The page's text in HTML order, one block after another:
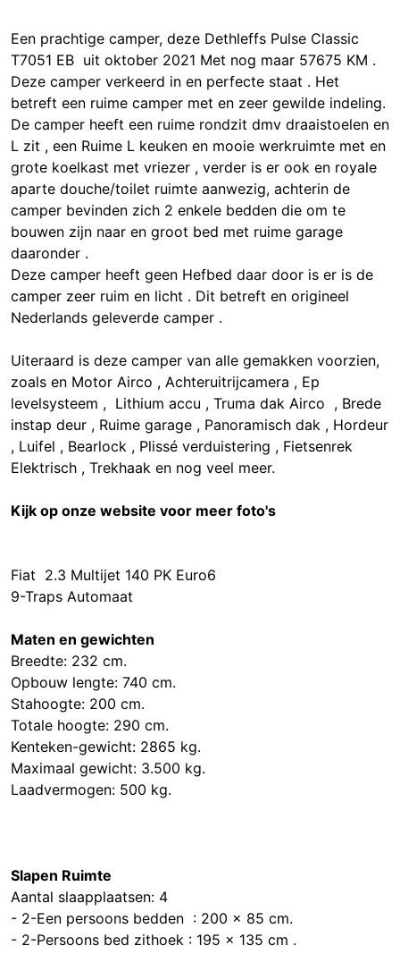
Een prachtige camper, deze Dethleffs Pulse Classic
T7051 EB uit oktober 2021 Met nog maar 57675 KM .
Deze camper verkeerd in en perfecte staat . Het
betreft een ruime camper met en zeer gewilde indeling.
De camper heeft een ruime rondzit dmv draaistoelen en
L zit , een Ruime L keuken en mooie werkruimte met en
grote koelkast met vriezer , verder is er ook en royale
aparte douche/toilet ruimte aanwezig, achterin de
camper bevinden zich 2 enkele bedden die om te
bouwen zijn naar en groot bed met ruime garage
daaronder .
Deze camper heeft geen Hefbed daar door is er is de
camper zeer ruim en licht . Dit betreft en origineel
Nederlands geleverde camper .
Uiteraard is deze camper van alle gemakken voorzien,
zoals en Motor Airco , Achteruitrijcamera , Ep
levelsysteem , Lithium accu , Truma dak Airco , Brede
instap deur , Ruime garage , Panoramisch dak , Hordeur
, Luifel , Bearlock , Plissé verduistering , Fietsenrek
Elektrisch , Trekhaak en nog veel meer.
Kijk op onze website voor meer foto's
Fiat 2.3 Multijet 140 PK Euro6
9-Traps Automaat
Maten en gewichten
Breedte: 232 cm.
Opbouw lengte: 740 cm.
Stahoogte: 200 cm.
Totale hoogte: 290 cm.
Kenteken-gewicht: 2865 kg.
Maximaal gewicht: 3.500 kg.
Laadvermogen: 500 kg.
Slapen Ruimte
Aantal slaapplaatsen: 4
- 2-Een persoons bedden : 200 x 85 cm.
- 2-Persoons bed zithoek : 195 x 135 cm .